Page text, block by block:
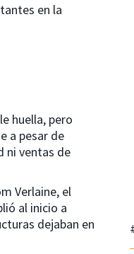
en la
huella, pero
a pesar de
ni ventas de
Verlaine, el
al inicio a
dejaban en